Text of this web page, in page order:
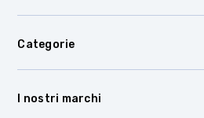
Categorie
I nostri marchi